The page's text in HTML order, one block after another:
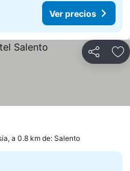
Ver precios
Compartir
a 0.8 km de: Salento